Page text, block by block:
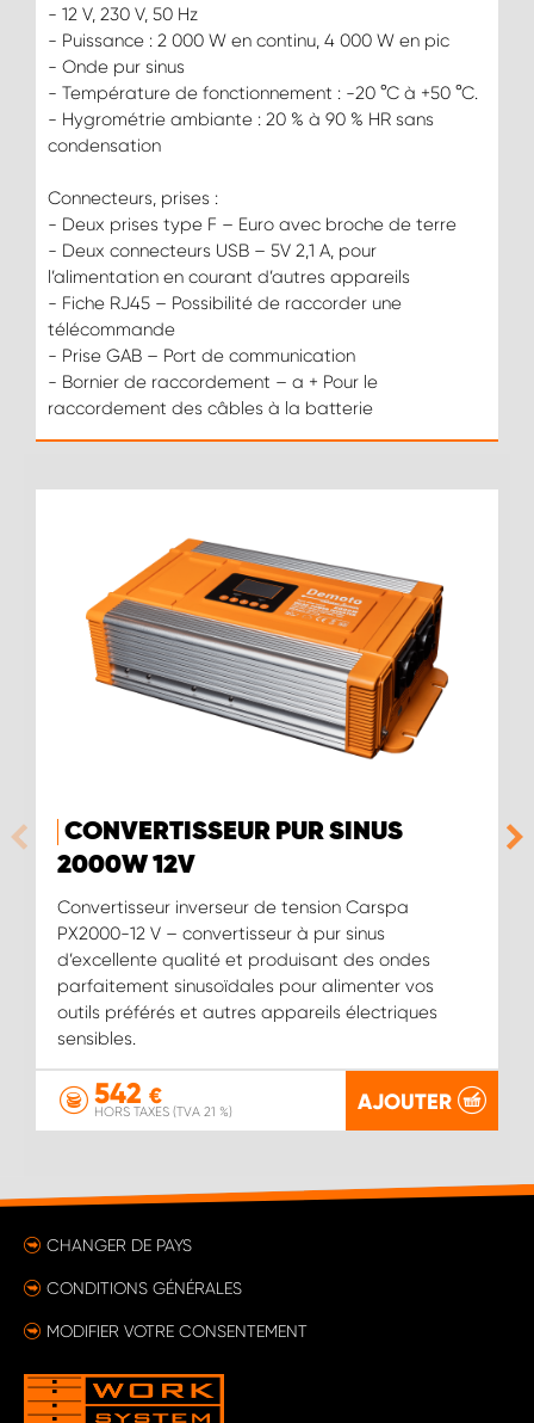
- 12 V, 230 V, 50 Hz
- Puissance : 2 000 W en continu, 4 000 W en pic
- Onde pur sinus
- Température de fonctionnement : -20 °C à +50 °C.
- Hygrométrie ambiante : 20 % à 90 % HR sans
condensation
Connecteurs, prises :
- Deux prises type F – Euro avec broche de terre
- Deux connecteurs USB – 5V 2,1 A, pour
l’alimentation en courant d’autres appareils
- Fiche RJ45 – Possibilité de raccorder une
télécommande
- Prise GAB – Port de communication
- Bornier de raccordement – a + Pour le
raccordement des câbles à la batterie
CONVERTISSEUR PUR SINUS
2000W 12 V
Convertisseur inverseur de tension Carspa
PX2000-12 V – convertisseur à pur sinus
d’excellente qualité et produisant des ondes
parfaitement sinusoïdales pour alimenter vos
outils préférés et autres appareils électriques
sensibles.
542 €
HORS TAXES (TVA 21 %) AJOUTER
CHANGER DE PAYS
CONDITIONS GÉNÉRALES
MODIFIER VOTRE CONSENTEMENT